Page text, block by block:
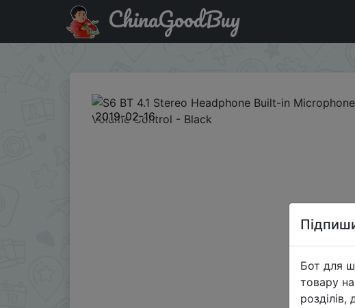
Паридбати з промокодом S6BTHP S6 BT 4.1 Stereo Headphone
ChinaGoodBuy
2019-02-16
Бот для
товару
розділів,